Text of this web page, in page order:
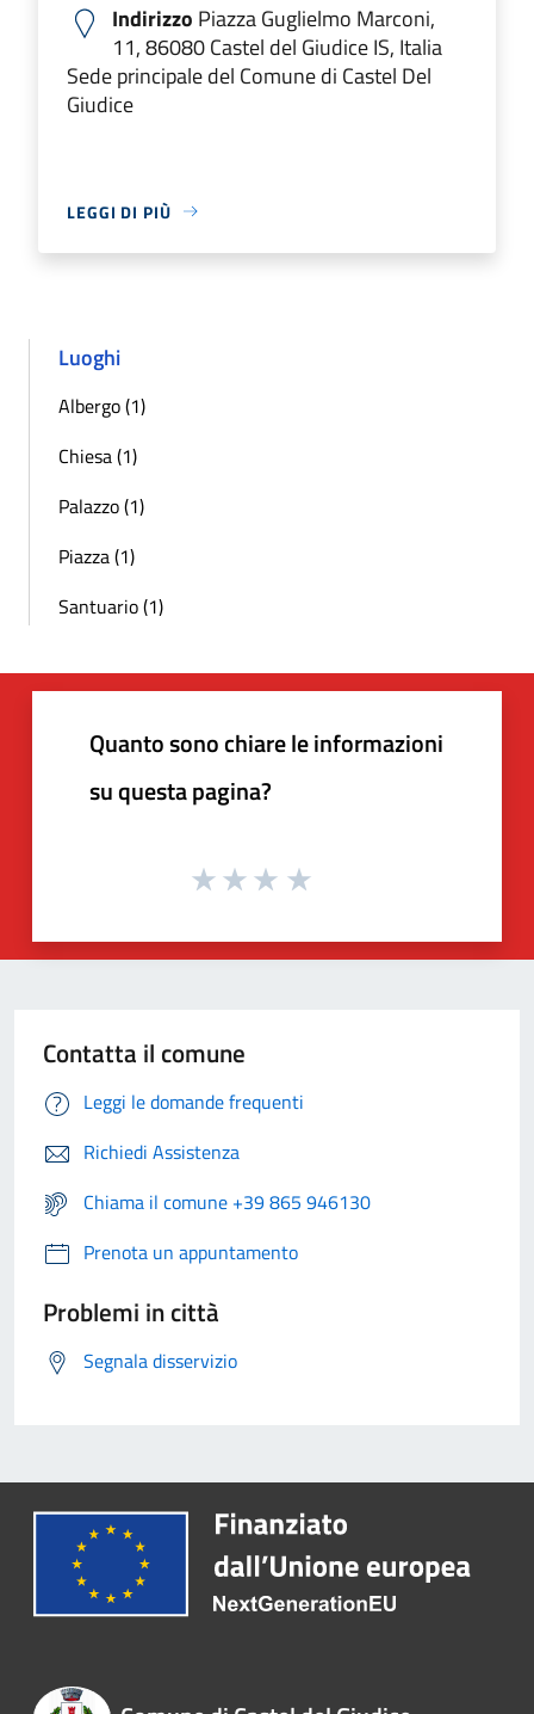
Indirizzo Piazza Guglielmo Marconi,
11, 86080 Castel del Giudice IS, Italia
Sede principale del Comune di Castel Del
Giudice
LEGGI DI PIÙ
Luoghi
Albergo (1)
Chiesa (1)
Palazzo (1)
Piazza (1)
Santuario (1)
Quanto sono chiare le informazioni
su questa pagina?
Contatta il comune
Leggi le domande frequenti
Richiedi Assistenza
Chiama il comune +39 865 946130
Prenota un appuntamento
Problemi in città
Segnala disservizio